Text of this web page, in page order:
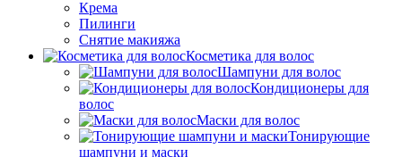
Крема
Пилинги
Снятие макияжа
Косметика для волос
Шампуни для волос
Кондиционеры для
волос
Маски для волос
Тонирующие
шампуни и маски